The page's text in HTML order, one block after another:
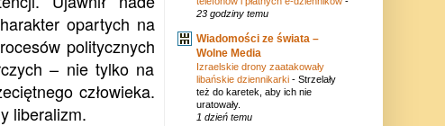
opartych na
politycznych
– nie tylko na
człowieka.
liberalizm.
23 godziny temu
Wiadomości ze świata –
Wolne Media
Izraelskie drony zaatakowały
libańskie dziennikarki - Strzelały
też do karetek, aby ich nie
uratowały.
1 dzień temu